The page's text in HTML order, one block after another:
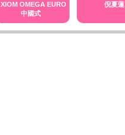
XIOM OMEGA EURO
中國式
倪夏蓮